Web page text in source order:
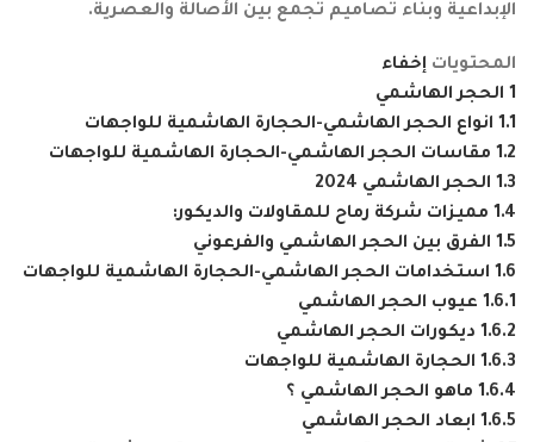
الإبداعية وبناء تصاميم تجمع بين الأصالة والعصرية.
المحتويات إخفاء
1 الحجر الهاشمي
1.1 انواع الحجر الهاشمي-الحجارة الهاشمية للواجهات
1.2 مقاسات الحجر الهاشمي-الحجارة الهاشمية للواجهات
1.3 الحجر الهاشمي 2024
1.4 مميزات شركة رماح للمقاولات والديكور:
1.5 الفرق بين الحجر الهاشمي والفرعوني
1.6 استخدامات الحجر الهاشمي-الحجارة الهاشمية للواجهات
1.6.1 عيوب الحجر الهاشمي
1.6.2 ديكورات الحجر الهاشمي
1.6.3 الحجارة الهاشمية للواجهات
1.6.4 ماهو الحجر الهاشمي ؟
1.6.5 ابعاد الحجر الهاشمي